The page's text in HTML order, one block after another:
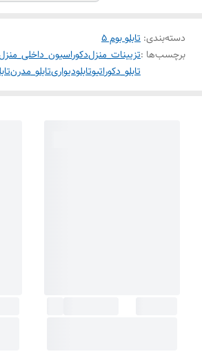
دسته‌بندی: تابلو بوم 5
برچسب‌ها :تزیینات_منزل
تابلو_دکوراتیوتابلودیواریتابلو_مدرن